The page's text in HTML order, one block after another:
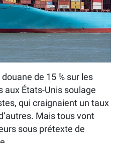
de 15 % sur les
États-Unis soulage
qui craignaient un taux
Mais tous vont
sous prétexte de